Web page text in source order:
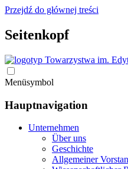
Przejdź do głównej treści
Seitenkopf
Menüsymbol
Hauptnavigation
Unternehmen
Über uns
Geschichte
Allgemeiner